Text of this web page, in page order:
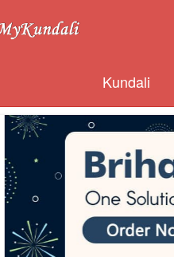
Kundali